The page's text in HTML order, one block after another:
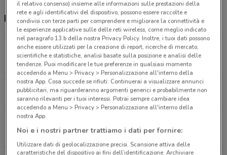
Negozi Ferplast a Thiene
VIA VIVARO, 35 Zugliano
2.1 km
VIA DEL LAVORO, 2 Malo
5.2 km
VIA LAGO DI GARDA, 6 Schio
7.7 km
il relativo consenso) insieme alle informazioni sulle prestazioni della
rete e agli identificativi del dispositivo, possono essere raccolte e
condivisi con terze parti per comprendere e migliorare la connettività e
le esperienze applicative sulle delle reti wireless, come meglio indicato
nel paragrafo 13.b della nostra Privacy Policy. Inoltre, i tuoi dati possono
anche essere utilizzati per la creazione di report, ricerche di mercato,
scientifiche e statistiche, analisi basate sulla posizione e analisi delle
tendenze. Puoi modificare le tue preferenze in qualsiasi momento
accedendo a Menu > Privacy > Personalizzazione all'interno della
nostra App. Cosa succede se rifiuti: Continuerai a visualizzare annunci
pubblicitari, ma riguarderanno argomenti generici e probabilmente non
saranno rilevanti per i tuoi interessi. Potrai sempre cambiare idea
accedendo a Menu > Privacy > Personalizzazione all'interno della
nostra App.
Noi e i nostri partner trattiamo i dati per fornire:
Utilizzare dati di geolocalizzazione precisi. Scansione attiva delle
caratteristiche del dispositivo ai fini dell’identificazione. Archiviare